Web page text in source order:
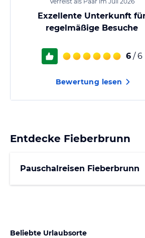
Exzellente Unterkunft
regelmäßige Besuche
6 / 6
Bewertung lesen
Entdecke Fieberbrunn
Pauschalreisen Fieberbrunn
Beliebte Urlaubsorte